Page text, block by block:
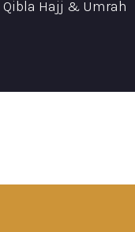
Qibla Hajj & Umrah